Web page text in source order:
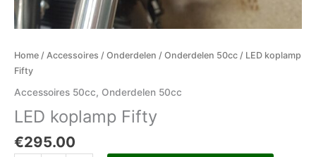
Home / Accessoires / Onderdelen / Onderdelen 50cc / LED koplamp
Fifty
Accessoires 50cc, Onderdelen 50cc
LED koplamp Fifty
€295.00